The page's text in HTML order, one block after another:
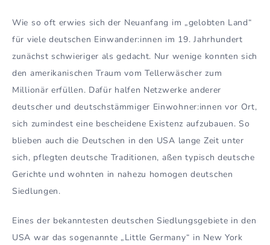
Wie so oft erwies sich der Neuanfang im „gelobten Land“
für viele deutschen Einwander:innen im 19. Jahrhundert
zunächst schwieriger als gedacht. Nur wenige konnten sich
den amerikanischen Traum vom Tellerwäscher zum
Millionär erfüllen. Dafür halfen Netzwerke anderer
deutscher und deutschstämmiger Einwohner:innen vor Ort,
sich zumindest eine bescheidene Existenz aufzubauen. So
blieben auch die Deutschen in den USA lange Zeit unter
sich, pflegten deutsche Traditionen, aßen typisch deutsche
Gerichte und wohnten in nahezu homogen deutschen
Siedlungen.
Eines der bekanntesten deutschen Siedlungsgebiete in den
USA war das sogenannte „Little Germany“ in New York